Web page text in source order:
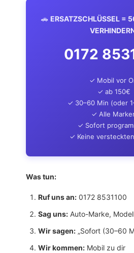
🚗 ERSATZSCHLÜSSEL =
0172
✓ Mobil vor
✓ ab 150€
✓ 30–60 Min (oder
✓ Alle
✓ Sofort
✓ Keine
Was tun:
Ruf uns an: 0172 8531100
Sag uns: Auto-Marke,
Wir sagen: „Sofort (30–60
Wir kommen: Mobil zu dir